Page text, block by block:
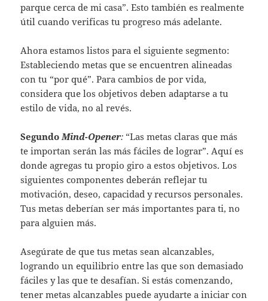
parque cerca de mi casa”. Esto también es realmente
útil cuando verificas tu progreso más adelante.
Ahora estamos listos para el siguiente segmento:
Estableciendo metas que se encuentren alineadas
con tu “por qué”. Para cambios de por vida,
considera que los objetivos deben adaptarse a tu
estilo de vida, no al revés.
Segundo Mind-Opener: “Las metas claras que más
te importan serán las más fáciles de lograr”. Aquí es
donde agregas tu propio giro a estos objetivos. Los
siguientes componentes deberán reflejar tu
motivación, deseo, capacidad y recursos personales.
Tus metas deberían ser más importantes para ti, no
para alguien más.
Asegúrate de que tus metas sean alcanzables,
logrando un equilibrio entre las que son demasiado
fáciles y las que te desafían. Si estás comenzando,
tener metas alcanzables puede ayudarte a iniciar con